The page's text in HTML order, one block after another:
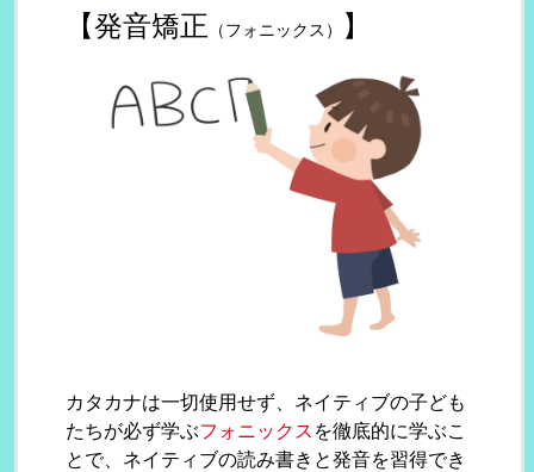
【発音矯正 （フォニックス） 】
カタカナは一切使用せず、ネイティブの子ども
たちが必ず学ぶフォニックスを徹底的に学ぶこ
とで、ネイティブの読み書きと発音を習得でき